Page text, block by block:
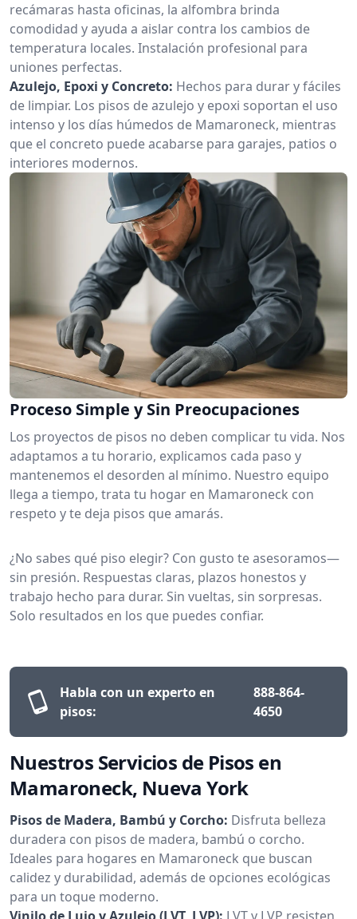
recámaras hasta oficinas, la alfombra brinda
comodidad y ayuda a aislar contra los cambios de
temperatura locales. Instalación profesional para
uniones perfectas.
Azulejo, Epoxi y Concreto: Hechos para durar y fáciles
de limpiar. Los pisos de azulejo y epoxi soportan el uso
intenso y los días húmedos de Mamaroneck, mientras
que el concreto puede acabarse para garajes, patios o
interiores modernos.
Proceso Simple y Sin Preocupaciones
Los proyectos de pisos no deben complicar tu vida. Nos
adaptamos a tu horario, explicamos cada paso y
mantenemos el desorden al mínimo. Nuestro equipo
llega a tiempo, trata tu hogar en Mamaroneck con
respeto y te deja pisos que amarás.
¿No sabes qué piso elegir? Con gusto te asesoramos—
sin presión. Respuestas claras, plazos honestos y
trabajo hecho para durar. Sin vueltas, sin sorpresas.
Solo resultados en los que puedes confiar.
Habla con un experto en
pisos:
888-864-
4650
Nuestros Servicios de Pisos en
Mamaroneck, Nueva York
Pisos de Madera, Bambú y Corcho: Disfruta belleza
duradera con pisos de madera, bambú o corcho.
Ideales para hogares en Mamaroneck que buscan
calidez y durabilidad, además de opciones ecológicas
para un toque moderno.